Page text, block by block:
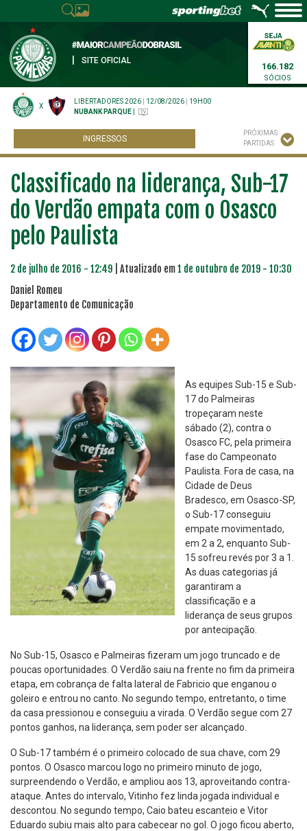
SITE OFICIAL
166.182
SÓCIOS
X
LIBERTADORES 2026 12/08/2026
19H00
NUBANK PARQUE
INGRESSOS
PRÓXIMAS
PARTIDAS
Classificado na liderança, Sub-17
do Verdão empata com o Osasco
pelo Paulista
2 de julho de 2016 - 12:49 | Atualizado em1 de outubro de 2019 - 10:30
Daniel Romeu
Departamento de Comunicação
As equipes Sub-15 e Sub-
17 do Palmeiras
tropeçaram neste
sábado (2), contra o
Osasco FC, pela primeira
fase do Campeonato
Paulista. Fora de casa, na
Cidade de Deus
Bradesco, em Osasco-SP,
o Sub-17 conseguiu
empate movimentado,
em 2 a 2, enquanto Sub-
15 sofreu revés por 3 a 1.
As duas categorias já
garantiram a
classificação e a
liderança de seus grupos
por antecipação.
No Sub-15, Osasco e Palmeiras fizeram um jogo truncado e de
poucas oportunidades. O Verdão saiu na frente no fim da primeira
etapa, em cobrança de falta lateral de Fabricio que enganou o
goleiro e entrou no canto. No segundo tempo, entretanto, o time
da casa pressionou e conseguiu a virada. O Verdão segue com 27
pontos ganhos, na liderança, sem poder ser alcançado.
O Sub-17 também é o primeiro colocado de sua chave, com 29
pontos. O Osasco marcou logo no primeiro minuto de jogo,
surpreendendo o Verdão, e ampliou aos 13, aproveitando contra-
ataque. Antes do intervalo, Vitinho fez linda jogada individual e
descontou. No segundo tempo, Caio bateu escanteio e Vitor
Eduardo subiu mais alto para cabecear no gol. O jogo ficou aberto,